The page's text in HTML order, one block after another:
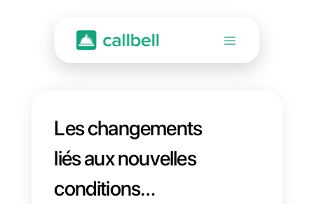
Les changements
liés aux nouvelles